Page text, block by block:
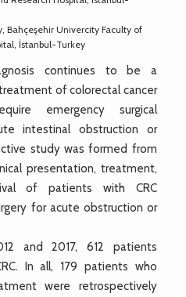
Bahçeşehir Univercity Faculty of
İstanbul-Turkey
continues to be a
of colorectal cancer
emergency surgical
intestinal obstruction or
study was formed from
presentation, treatment,
of patients with CRC
for acute obstruction or
and 2017, 612 patients
In all, 179 patients who
were retrospectively